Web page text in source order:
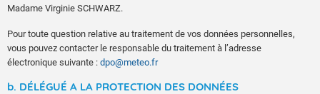
Madame Virginie SCHWARZ.
Pour toute question relative au traitement de vos données personnelles,
vous pouvez contacter le responsable du traitement à l’adresse
électronique suivante : dpo@meteo.fr
b. DÉLÉGUÉ A LA PROTECTION DES DONNÉES